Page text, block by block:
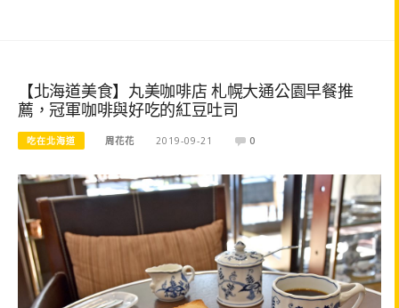
【北海道美食】丸美咖啡店 札幌大通公園早餐推
薦，冠軍咖啡與好吃的紅豆吐司
吃在北海道 周花花 2019-09-21 0